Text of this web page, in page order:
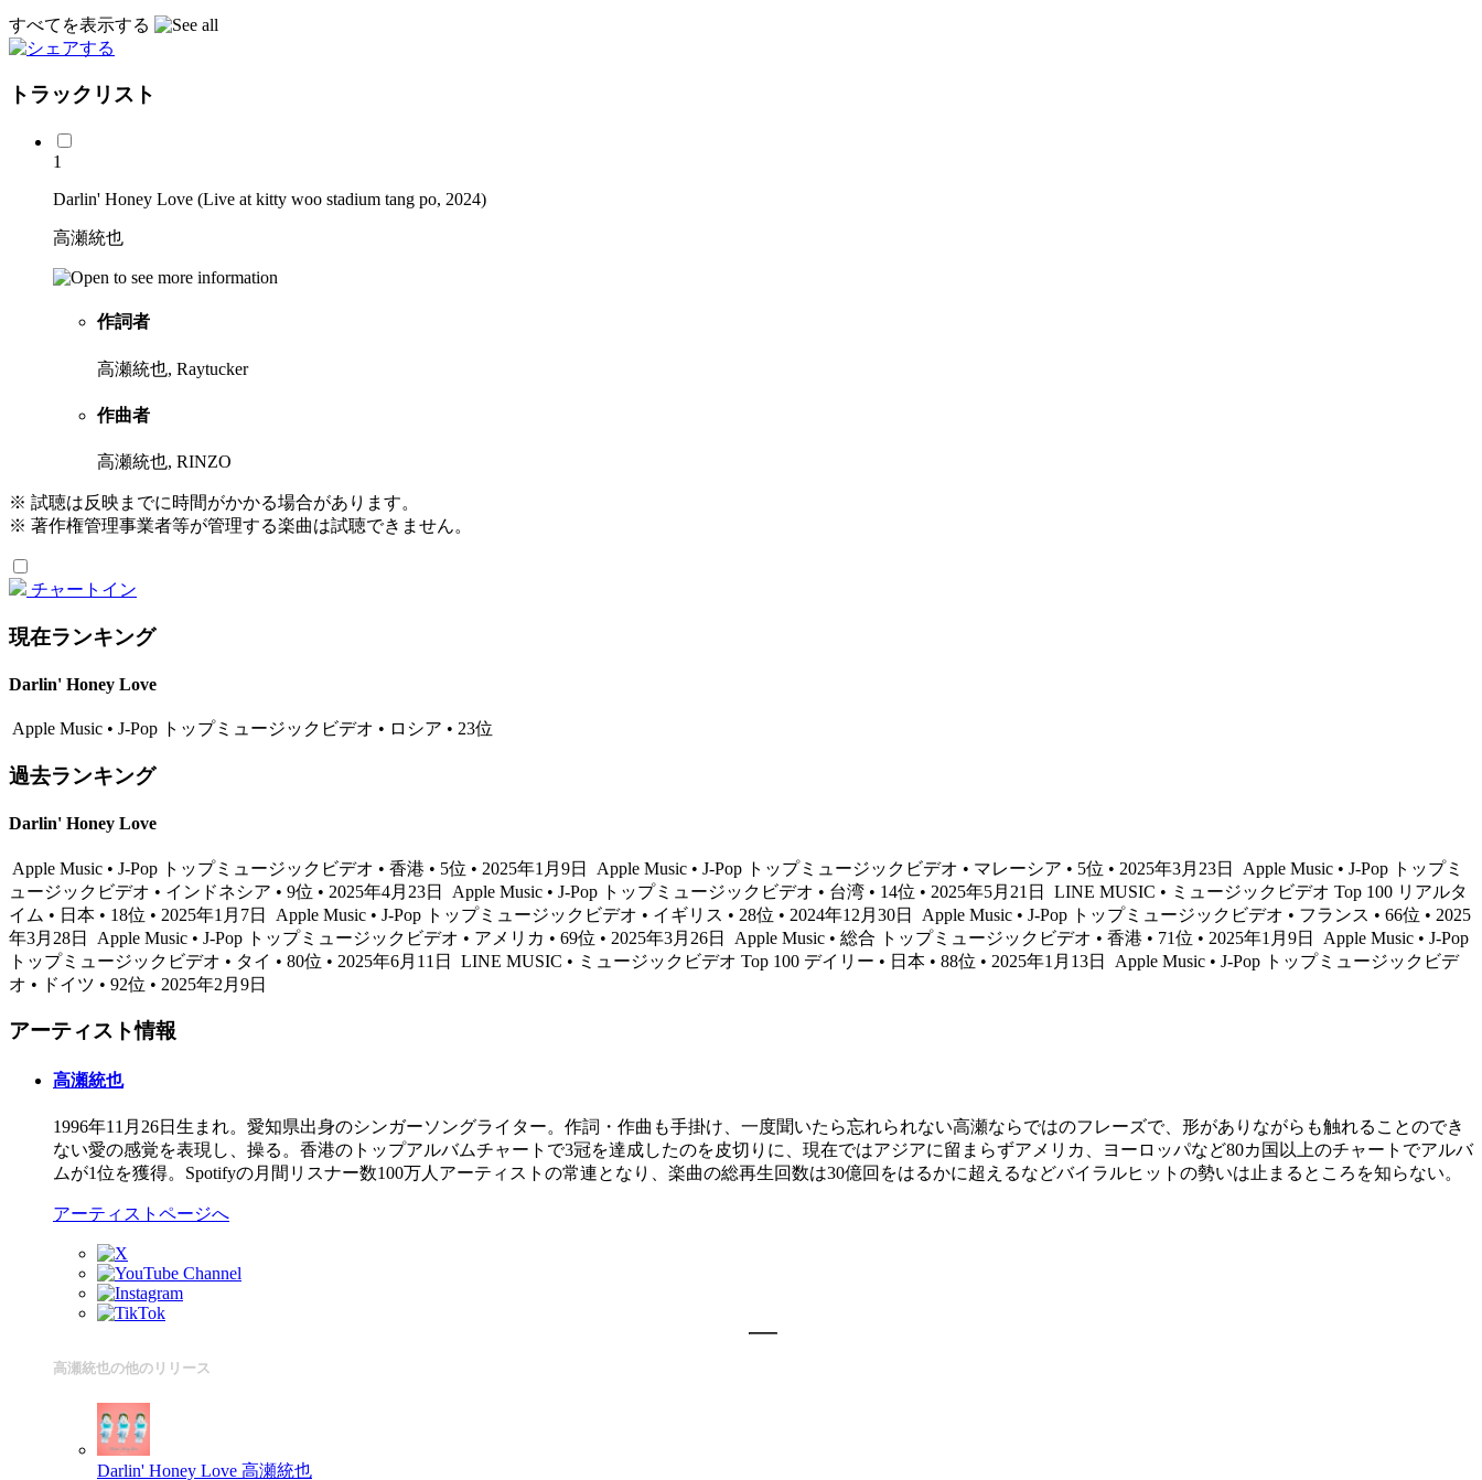
すべてを表示する
トラックリスト
1
Darlin' Honey Love (Live at kitty woo stadium tang po, 2024)
高瀬統也
作詞者
高瀬統也, Raytucker
作曲者
高瀬統也, RINZO
※ 試聴は反映までに時間がかかる場合があります。
※ 著作権管理事業者等が管理する楽曲は試聴できません。
チャートイン
現在ランキング
Darlin' Honey Love
Apple Music • J-Pop トップミュージックビデオ • ロシア • 23位
過去ランキング
Darlin' Honey Love
Apple Music • J-Pop トップミュージックビデオ • 香港 • 5位 • 2025年1月9日 Apple Music • J-Pop トップミュージックビデオ • マレーシア • 5位 • 2025年3月23日
Apple Music • J-Pop トップミ
ュージックビデオ • インドネシア • 9位 • 2025年4月23日
Apple Music • J-Pop トップミュージックビデオ • 台湾 • 14位 • 2025年5月21日
LINE MUSIC • ミュージックビデオ Top 100 リアルタ
イム • 日本 • 18位 • 2025年1月7日
Apple Music • J-Pop トップミュージックビデオ • イギリス • 28位 • 2024年12月30日
Apple Music • J-Pop トップミュージックビデオ • フランス • 66位 • 2025
年3月28日
Apple Music • J-Pop トップミュージックビデオ • アメリカ • 69位 • 2025年3月26日 Apple Music • 総合 トップミュージックビデオ • 香港 • 71位 • 2025年1月9日
Apple Music • J-Pop
トップミュージックビデオ • タイ • 80位 • 2025年6月11日
LINE MUSIC • ミュージックビデオ Top 100 デイリー • 日本 • 88位 • 2025年1月13日
Apple Music • J-Pop トップミュージックビデ
オ • ドイツ • 92位 • 2025年2月9日
アーティスト情報
高瀬統也
1996年11月26日生まれ。愛知県出身のシンガーソングライター。作詞・作曲も手掛け、一度聞いたら忘れられない高瀬ならではのフレーズで、形がありながらも触れることのでき
ない愛の感覚を表現し、操る。香港のトップアルバムチャートで3冠を達成したのを皮切りに、現在ではアジアに留まらずアメリカ、ヨーロッパなど80カ国以上のチャートでアルバ
ムが1位を獲得。Spotifyの月間リスナー数100万人アーティストの常連となり、楽曲の総再生回数は30億回をはるかに超えるなどバイラルヒットの勢いは止まるところを知らない。
アーティストページへ
高瀬統也の他のリリース
Darlin' Honey Love 高瀬統也